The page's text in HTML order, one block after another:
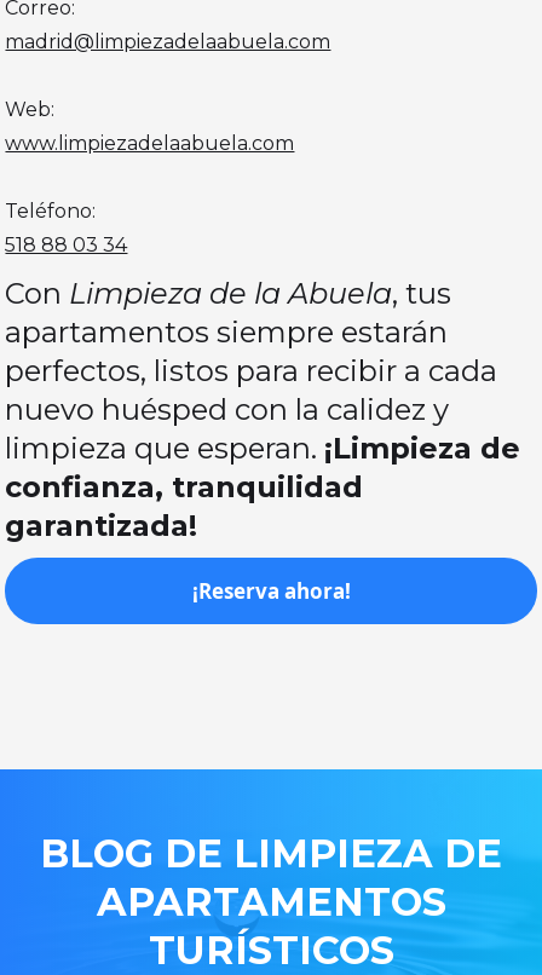
Correo:
madrid@limpiezadelaabuela.com
Web:
www.limpiezadelaabuela.com
Teléfono:
518 88 03 34
Con Limpieza de la Abuela, tus
apartamentos siempre estarán
perfectos, listos para recibir a cada
nuevo huésped con la calidez y
limpieza que esperan. ¡Limpieza de
confianza, tranquilidad
garantizada!
¡Reserva ahora!
BLOG DE LIMPIEZA DE
APARTAMENTOS
TURÍSTICOS